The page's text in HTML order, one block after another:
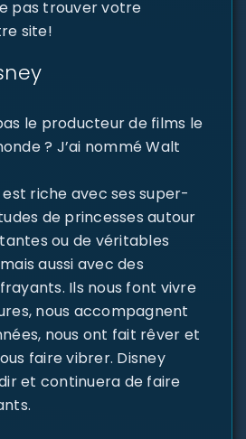
pas trouver votre
site!
le producteur de films le
? J’ai nommé Walt
est riche avec ses super-
de princesses autour
ou de véritables
aussi avec des
Ils nous font vivre
nous accompagnent
nous ont fait rêver et
faire vibrer. Disney
et continuera de faire